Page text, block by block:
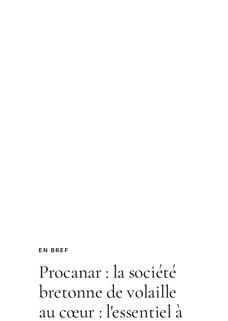
EN BREF
Procanar : la société
bretonne de volaille
au cœur : l'essentiel à